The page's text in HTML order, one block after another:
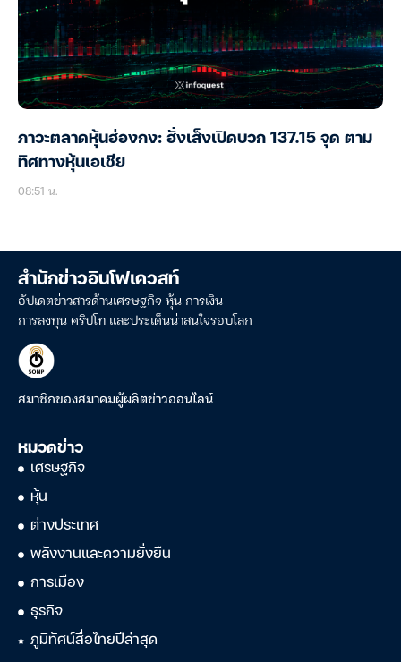
ภาวะตลาดหุ้นฮ่องกง: ฮั่งเส็งเปิดบวก 137.15 จุด ตาม
ทิศทางหุ้นเอเชีย
08:51 น.
สำนักข่าวอินโฟเควสท์
อัปเดตข่าวสารด้านเศรษฐกิจ หุ้น การเงิน
การลงทุน คริปโท และประเด็นน่าสนใจรอบโลก
สมาชิกของสมาคมผู้ผลิตข่าวออนไลน์
หมวดข่าว
เศรษฐกิจ
หุ้น
ต่างประเทศ
พลังงานและความยั่งยืน
การเมือง
ธุรกิจ
ภูมิทัศน์สื่อไทยปีล่าสุด